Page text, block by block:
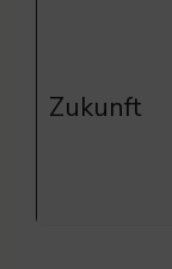
Zukunft